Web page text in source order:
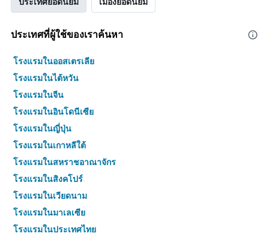
ประเทศที่ผู้ใช้ของเราค้นหา
โรงแรมในออสเตรเลีย
โรงแรมในไต้หวัน
โรงแรมในจีน
โรงแรมในอินโดนีเซีย
โรงแรมในญี่ปุ่น
โรงแรมในเกาหลีใต้
โรงแรมในสหราชอาณาจักร
โรงแรมในสิงคโปร์
โรงแรมในเวียดนาม
โรงแรมในมาเลเซีย
โรงแรมในประเทศไทย